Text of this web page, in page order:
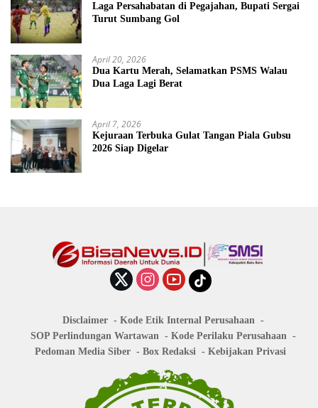
Laga Persahabatan di Pegajahan, Bupati Sergai
Turut Sumbang Gol
April 20, 2026
Dua Kartu Merah, Selamatkan PSMS Walau
Dua Laga Lagi Berat
April 7, 2026
Kejuraan Terbuka Gulat Tangan Piala Gubsu
2026 Siap Digelar
Disclaimer
Kode Etik Internal Perusahaan
SOP Perlindungan Wartawan
Kode Perilaku Perusahaan
Pedoman Media Siber
Box Redaksi Kebijakan Privasi